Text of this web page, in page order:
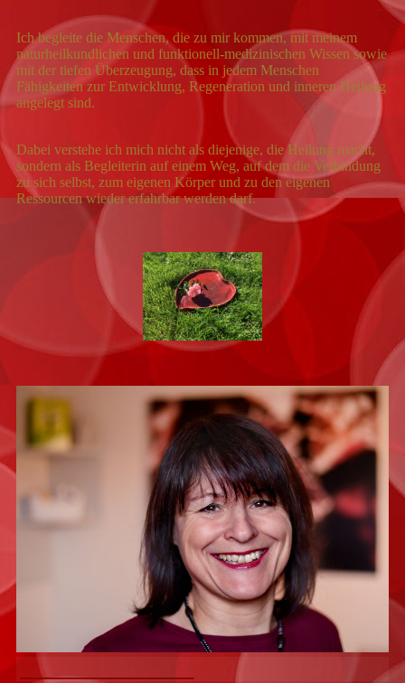
Ich begleite die Menschen, die zu mir kommen, mit meinem
naturheilkundlichen und funktionell-medizinischen Wissen sowie
mit der tiefen Überzeugung, dass in jedem Menschen
Fähigkeiten zur Entwicklung, Regeneration und inneren Heilung
angelegt sind.
Dabei verstehe ich mich nicht als diejenige, die Heilung macht,
sondern als Begleiterin auf einem Weg, auf dem die Verbindung
zu sich selbst, zum eigenen Körper und zu den eigenen
Ressourcen wieder erfahrbar werden darf.
________________